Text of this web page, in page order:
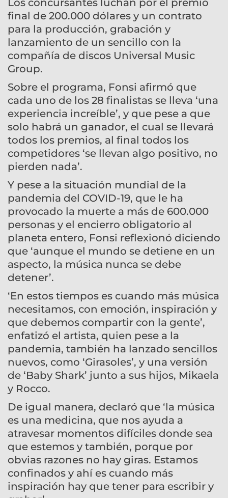
Los concursantes luchan por el premio
final de 200.000 dólares y un contrato
para la producción, grabación y
lanzamiento de un sencillo con la
compañía de discos Universal Music
Group.
Sobre el programa, Fonsi afirmó que
cada uno de los 28 finalistas se lleva ‘una
experiencia increíble’, y que pese a que
solo habrá un ganador, el cual se llevará
todos los premios, al final todos los
competidores ‘se llevan algo positivo, no
pierden nada’.
Y pese a la situación mundial de la
pandemia del COVID-19, que le ha
provocado la muerte a más de 600.000
personas y el encierro obligatorio al
planeta entero, Fonsi reflexionó diciendo
que ‘aunque el mundo se detiene en un
aspecto, la música nunca se debe
detener’.
‘En estos tiempos es cuando más música
necesitamos, con emoción, inspiración y
que debemos compartir con la gente’,
enfatizó el artista, quien pese a la
pandemia, también ha lanzado sencillos
nuevos, como ‘Girasoles’, y una versión
de ‘Baby Shark’ junto a sus hijos, Mikaela
y Rocco.
De igual manera, declaró que ‘la música
es una medicina, que nos ayuda a
atravesar momentos difíciles donde sea
que estemos y también, porque por
obvias razones no hay giras. Estamos
confinados y ahí es cuando más
inspiración hay que tener para escribir y